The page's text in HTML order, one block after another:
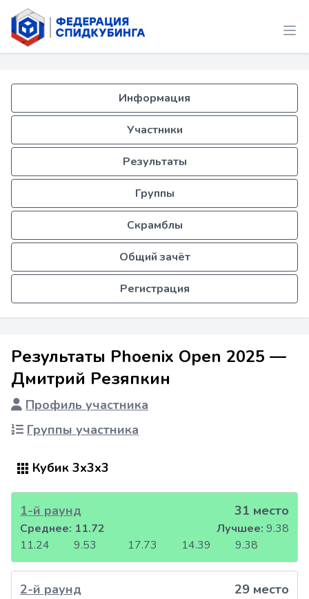
Информация
Участники
Результаты
Группы
Скрамблы
Общий зачёт
Регистрация
Результаты Phoenix Open 2025 —
Дмитрий Резяпкин
Профиль участника
Группы участника
Кубик 3x3x3
1-й раунд 31 место
11.24 9.53 17.73 14.39 9.38
Среднее: 11.72 Лучшее: 9.38
2-й раунд 29 место